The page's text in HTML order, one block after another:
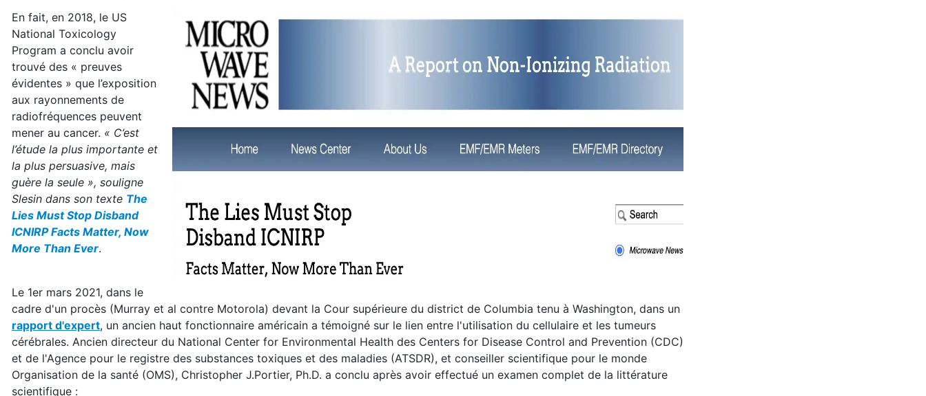
En fait, en 2018, le US
National Toxicology
Program a conclu avoir
trouvé des « preuves
évidentes » que l’exposition
aux rayonnements de
radiofréquences peuvent
mener au cancer. « C’est
l’étude la plus importante et
la plus persuasive, mais
guère la seule », souligne
Slesin dans son texte The
Lies Must Stop Disband
ICNIRP Facts Matter, Now
More Than Ever.
Le 1er mars 2021, dans le
cadre d'un procès (Murray et al contre Motorola) devant la Cour supérieure du district de Columbia tenu à Washington, dans un
rapport d'expert, un ancien haut fonctionnaire américain a témoigné sur le lien entre l'utilisation du cellulaire et les tumeurs
cérébrales. Ancien directeur du National Center for Environmental Health des Centers for Disease Control and Prevention (CDC)
et de l'Agence pour le registre des substances toxiques et des maladies (ATSDR), et conseiller scientifique pour le monde
Organisation de la santé (OMS), Christopher J.Portier, Ph.D. a conclu après avoir effectué un examen complet de la littérature
scientifique :